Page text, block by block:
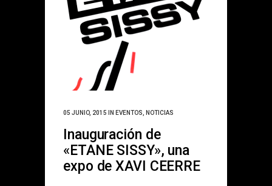
05 JUNIO, 2015 IN EVENTOS NOTICIAS
Inauguración de
«ETANE SISSY», una
expo de XAVI CEERRE